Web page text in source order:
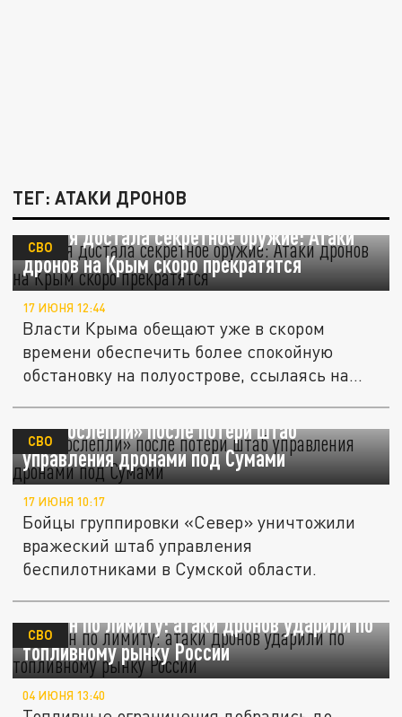
ТЕГ: АТАКИ ДРОНОВ
Россия достала секретное оружие: Атаки
дронов на Крым скоро прекратятся
СВО
17 ИЮНЯ 12:44
Власти Крыма обещают уже в скором
времени обеспечить более спокойную
обстановку на полуострове, ссылаясь на...
ВСУ «ослепли» после потери штаб
управления дронами под Сумами
СВО
17 ИЮНЯ 10:17
Бойцы группировки «Север» уничтожили
вражеский штаб управления
беспилотниками в Сумской области.
Бензин по лимиту: атаки дронов ударили по
топливному рынку России
СВО
04 ИЮНЯ 13:40